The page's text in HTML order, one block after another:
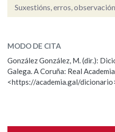
BUSCAR NO CONTIDO
Nas definicións
Suxestións, erros,
Observación
Nome
MODO DE CITA
González González, M. (dir.):
Galega. A Coruña: Real
<https://academia.gal/